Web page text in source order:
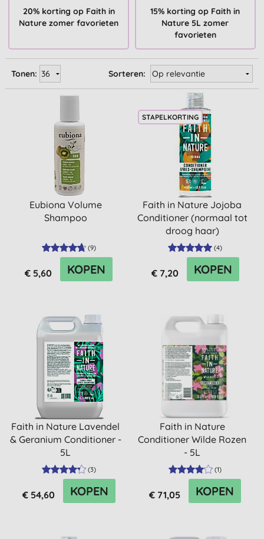
20% korting op Faith in
Nature zomer favorieten
15% korting op Faith in
Nature 5L zomer
favorieten
Sorteren:
Tonen:
Eubiona Volume
Shampoo
(9)
€ 5,60 KOPEN
STAPELKORTING
Faith in Nature Jojoba
Conditioner (normaal tot
droog haar)
(4)
€ 7,20 KOPEN
Faith in Nature Lavendel
& Geranium Conditioner -
5L
(3)
€ 54,60 KOPEN
Faith in Nature
Conditioner Wilde Rozen
- 5L
(1)
€ 71,05 KOPEN